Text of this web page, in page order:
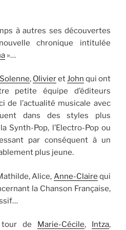
à autres ses découvertes
chronique intitulée
»…
Solenne, OlivieretJohn qui ont
petite équipe d’éditeurs
de l’actualité musicale avec
dans des styles plus
Synth-Pop, l’Electro-Pop ou
par conséquent à un
plus jeune.
Alice, Anne-Claire qui
la Chanson Française,
tour de Marie-Cécile, Intza,